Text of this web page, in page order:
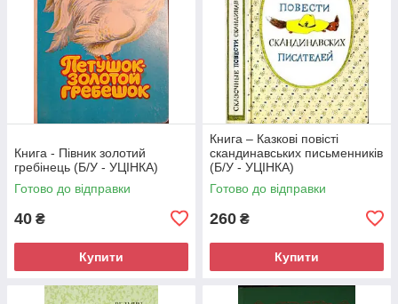
Книга - Півник золотий
гребінець (Б/У - УЦІНКА)
Готово до відправки
40 ₴
Купити
Книга – Казкові повісті
скандинавських письменників
(Б/У - УЦІНКА)
Готово до відправки
260 ₴
Купити